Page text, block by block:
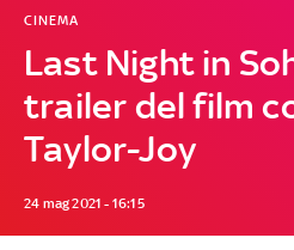
Last Night in
trailer del film
Taylor-Joy
CINEMA
24 mag 2021 - 16:15